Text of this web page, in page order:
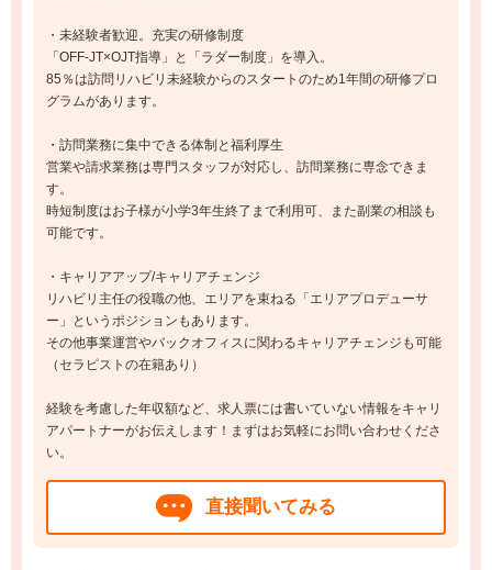
・未経験者歓迎。充実の研修制度
「OFF-JT×OJT指導」と「ラダー制度」を導入。
85％は訪問リハビリ未経験からのスタートのため1年間の研修プロ
グラムがあります。
・訪問業務に集中できる体制と福利厚生
営業や請求業務は専門スタッフが対応し、訪問業務に専念できま
す。
時短制度はお子様が小学3年生終了まで利用可、また副業の相談も
可能です。
・キャリアアップ/キャリアチェンジ
リハビリ主任の役職の他、エリアを束ねる「エリアプロデューサ
ー」というポジションもあります。
その他事業運営やバックオフィスに関わるキャリアチェンジも可能
（セラピストの在籍あり）
経験を考慮した年収額など、求人票には書いていない情報をキャリ
アパートナーがお伝えします！まずはお気軽にお問い合わせくださ
い。
直接聞いてみる